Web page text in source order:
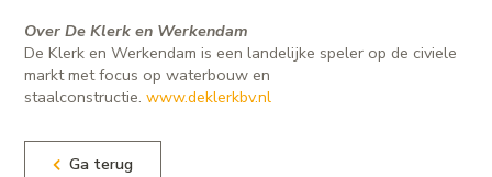
Over De Klerk en Werkendam
De Klerk en Werkendam is een landelijke speler op de civiele
markt met focus op waterbouw en
staalconstructie.www.deklerkbv.nl
Ga terug